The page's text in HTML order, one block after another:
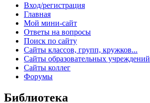
Вход/регистрация
Главная
Мой мини-сайт
Ответы на вопросы
Поиск по сайту
Сайты классов, групп, кружков...
Сайты образовательных учреждений
Сайты коллег
Форумы
Библиотека